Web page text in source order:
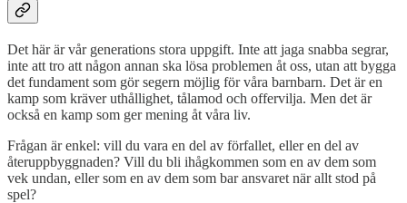
Det här är vår generations stora uppgift. Inte att jaga snabba segrar,
inte att tro att någon annan ska lösa problemen åt oss, utan att bygga
det fundament som gör segern möjlig för våra barnbarn. Det är en
kamp som kräver uthållighet, tålamod och offervilja. Men det är
också en kamp som ger mening åt våra liv.
Frågan är enkel: vill du vara en del av förfallet, eller en del av
återuppbyggnaden? Vill du bli ihågkommen som en av dem som
vek undan, eller som en av dem som bar ansvaret när allt stod på
spel?